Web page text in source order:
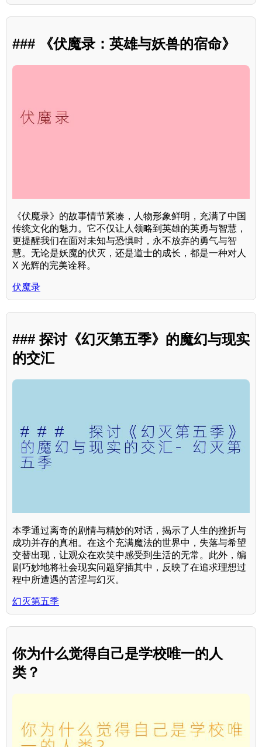
### 《伏魔录：英雄与妖兽的宿命》
《伏魔录》的故事情节紧凑，人物形象鲜明，充满了中国
传统文化的魅力。它不仅让人领略到英雄的英勇与智慧，
更提醒我们在面对未知与恐惧时，永不放弃的勇气与智
慧。无论是妖魔的伏灭，还是道士的成长，都是一种对人
X 光辉的完美诠释。
伏魔录
### 探讨《幻灭第五季》的魔幻与现实
的交汇
本季通过离奇的剧情与精妙的对话，揭示了人生的挫折与
成功并存的真相。在这个充满魔法的世界中，失落与希望
交替出现，让观众在欢笑中感受到生活的无常。此外，编
剧巧妙地将社会现实问题穿插其中，反映了在追求理想过
程中所遭遇的苦涩与幻灭。
幻灭第五季
你为什么觉得自己是学校唯一的人
类？